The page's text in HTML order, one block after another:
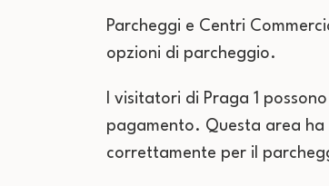
Parcheggi e Centri
opzioni di parcheggio.
I visitatori di Praga 1
pagamento. Questa area ha
correttamente per il